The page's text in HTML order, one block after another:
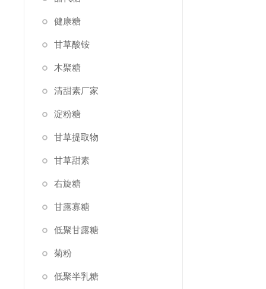
健康糖
甘草酸铵
木聚糖
清甜素厂家
淀粉糖
甘草提取物
甘草甜素
右旋糖
甘露寡糖
低聚甘露糖
菊粉
低聚半乳糖